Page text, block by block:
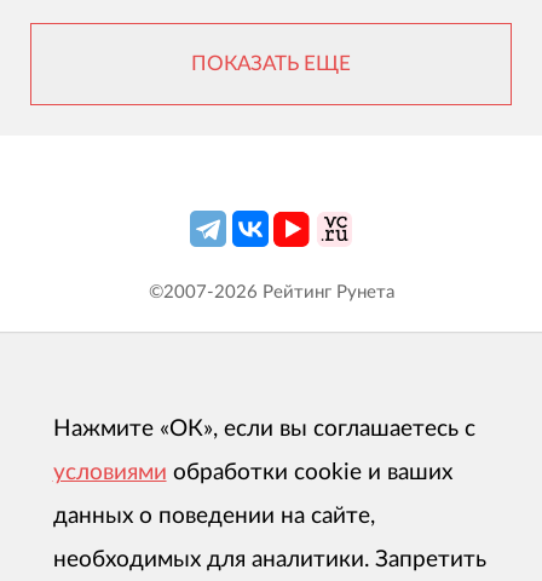
ПОКАЗАТЬ ЕЩЕ
©2007-2026 Рейтинг Рунета
Нажмите «ОК», если вы соглашаетесь с
условиями обработки cookie и ваших
данных о поведении на сайте,
необходимых для аналитики. Запретить